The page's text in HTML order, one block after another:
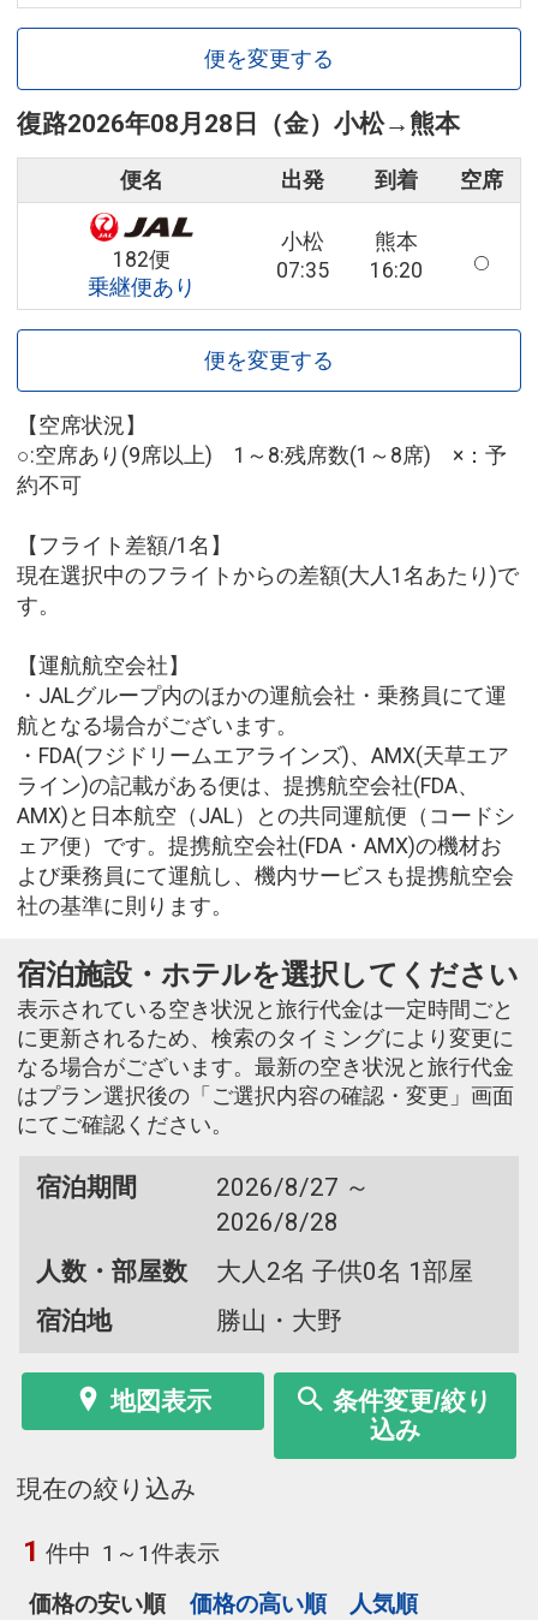
便を変更する
復路2026年08月28日（金） 小松→ 熊本
便名 出発 到着 空席
182便
乗継便あり
小松
07:35
熊本
16:20
便を変更する
【空席状況】
○:空席あり(9席以上) 1～8:残席数(1～8席) ×：予
約不可
【フライト差額/1名】
現在選択中のフライトからの差額(大人1名あたり)で
す。
【運航航空会社】
・JALグループ内のほかの運航会社・乗務員にて運
航となる場合がございます。
・FDA(フジドリームエアラインズ)、AMX(天草エア
ライン)の記載がある便は、提携航空会社(FDA、
AMX)と日本航空（JAL）との共同運航便（コードシ
ェア便）です。提携航空会社(FDA・AMX)の機材お
よび乗務員にて運航し、機内サービスも提携航空会
社の基準に則ります。
宿泊施設・ホテルを選択してください
表示されている空き状況と旅行代金は一定時間ごと
に更新されるため、検索のタイミングにより変更に
なる場合がございます。最新の空き状況と旅行代金
はプラン選択後の「ご選択内容の確認・変更」画面
にてご確認ください。
宿泊期間
2026/8/27 ～
2026/8/28
人数・部屋数
大人2名 子供0名 1部屋
宿泊地
勝山・大野
地図表示
条件変更/絞り
込み
現在の絞り込み
1 件中 1～1件表示
価格の安い順
価格の高い順 人気順